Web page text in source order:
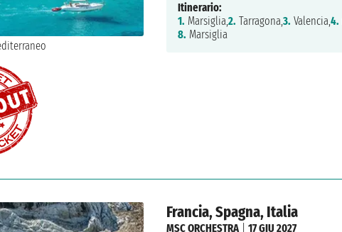
Itinerario:
1. Marsiglia,2. Tarragona,3. Valencia,4.
8. Marsiglia
Francia, Spagna, Italia
MSC ORCHESTRA| 17 GIU 2027